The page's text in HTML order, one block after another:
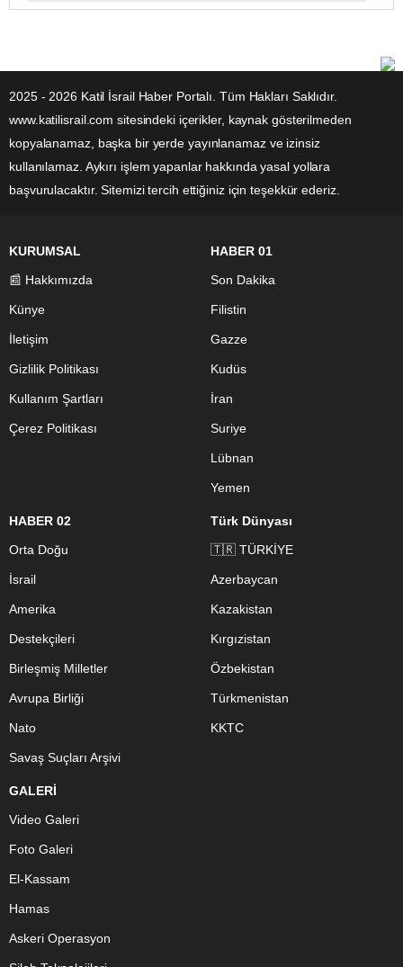
2025 - 2026 Katil İsrail Haber Portalı. Tüm Hakları Saklıdır.
www.katilisrail.com sitesindeki içerikler, kaynak gösterilmeden
kopyalanamaz, başka bir yerde yayınlanamaz ve izinsiz
kullanılamaz. Aykırı işlem yapanlar hakkında yasal yollara
başvurulacaktır. Sitemizi tercih ettiğiniz için teşekkür ederiz.
KURUMSAL
📰 Hakkımızda
Künye
İletişim
Gizlilik Politikası
Kullanım Şartları
Çerez Politikası
HABER 01
Son Dakika
Filistin
Gazze
Kudüs
İran
Suriye
Lübnan
Yemen
HABER 02
Orta Doğu
İsrail
Amerika
Destekçileri
Birleşmiş Milletler
Avrupa Birliği
Nato
Savaş Suçları Arşivi
Türk Dünyası
🇹🇷 TÜRKİYE
Azerbaycan
Kazakistan
Kırgızistan
Özbekistan
Türkmenistan
KKTC
GALERİ
Video Galeri
Foto Galeri
El-Kassam
Hamas
Askeri Operasyon